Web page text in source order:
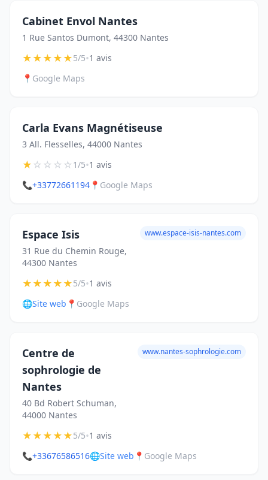
Cabinet Envol Nantes
1 Rue Santos Dumont, 44300 Nantes
★★★★★5/5•1 avis
📍 Google Maps
Carla Evans Magnétiseuse
3 All. Flesselles, 44000 Nantes
★☆☆☆☆1/5•1 avis
📞+33772661194 📍 Google Maps
Espace Isis
31 Rue du Chemin Rouge,
44300 Nantes
www.espace-isis-nantes.com
★★★★★5/5•1 avis
🌐Site web 📍 Google Maps
Centre de
sophrologie de
Nantes
40 Bd Robert Schuman,
44000 Nantes
www.nantes-sophrologie.com
★★★★★5/5•1 avis
📞+33676586516🌐Site web 📍 Google Maps